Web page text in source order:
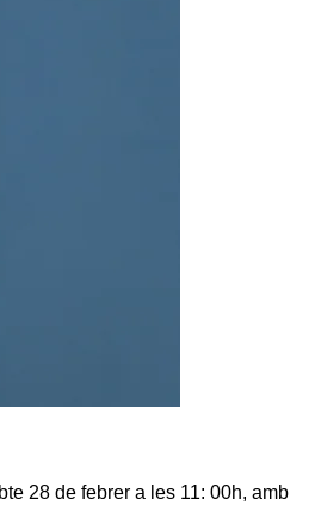
28 de febrer a les 11: 00h, amb